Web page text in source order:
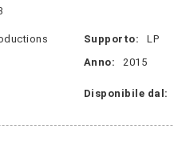
Supporto:
LP
Anno: 2015
Disponibile dal: